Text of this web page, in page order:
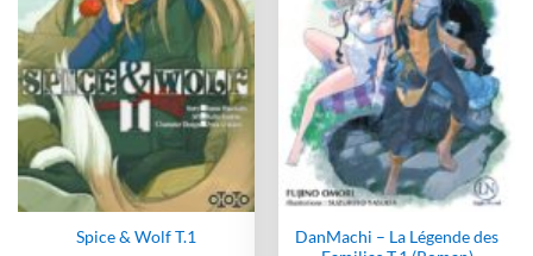
Spice & Wolf T.1
DanMachi – La Légende des